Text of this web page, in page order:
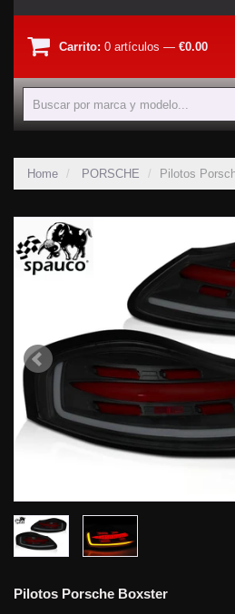
Carrito: 0 artículos — €0.00
Home PORSCHE Pilotos
Pilotos Porsche Boxster